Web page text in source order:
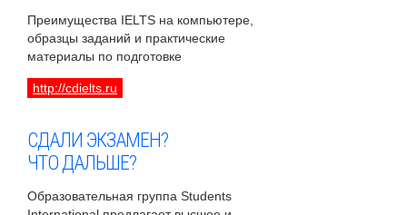
Преимущества IELTS на компьютере,
образцы заданий и практические
материалы по подготовке
http://cdielts.ru
СДАЛИ ЭКЗАМЕН?
ЧТО ДАЛЬШЕ?
Образовательная группа Students